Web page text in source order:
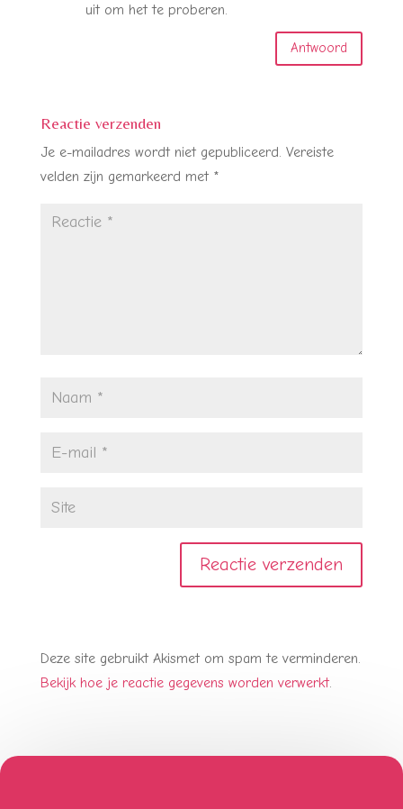
uit om het te proberen.
Antwoord
Reactie verzenden
Je e-mailadres wordt niet gepubliceerd. Vereiste
velden zijn gemarkeerd met *
Deze site gebruikt Akismet om spam te verminderen.
Bekijk hoe je reactie gegevens worden verwerkt.